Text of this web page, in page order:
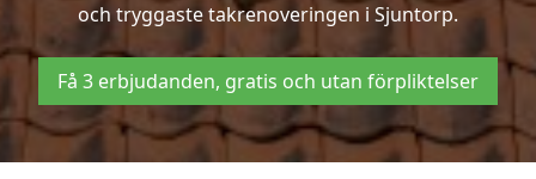
och tryggaste takrenoveringen i Sjuntorp.
Få 3 erbjudanden, gratis och utan förpliktelser